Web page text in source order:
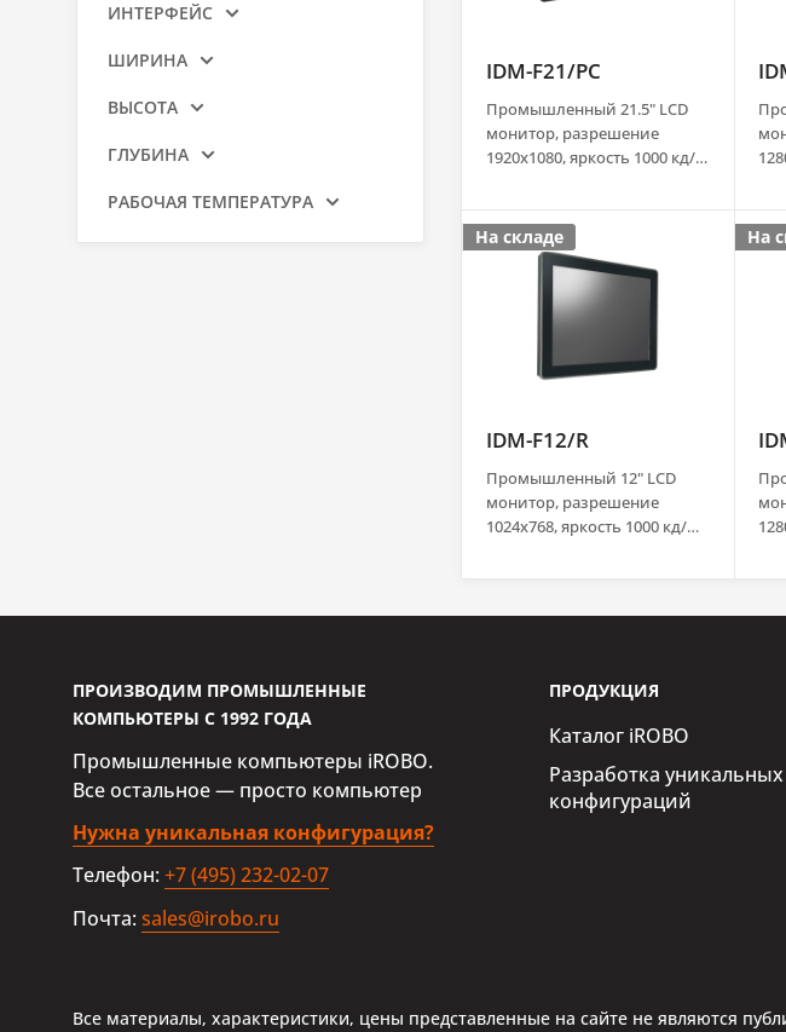
ИНТЕРФЕЙС
ШИРИНА
ВЫСОТА
ГЛУБИНА
РАБОЧАЯ ТЕМПЕРАТУРА
IDM-F21/PC
Промышленный 21.5" LCD
монитор, разрешение
1920x1080, яркость 1000 кд/
панель IP65, VGA, DVI, HDMI,
Display Port, аудио,
динамики, адаптер питания
На складе
IDM-F12/R
Промышленный 12" LCD
монитор, разрешение
1024x768, яркость 1000 кд/
Display Port, аудио,
На
ПРОИЗВОДИМ ПРОМЫШЛЕННЫЕ
КОМПЬЮТЕРЫ С 1992 ГОДА
Промышленные компьютеры iROBO.
Все остальное — просто компьютер
Нужна уникальная конфигурация?
Телефон: +7 (495) 232-02-07
Почта: sales@irobo.ru
ПРОДУКЦИЯ
Каталог iROBO
Разработка уникальных
конфигураций
Все материалы, характеристики, цены представленные на сайте не являются